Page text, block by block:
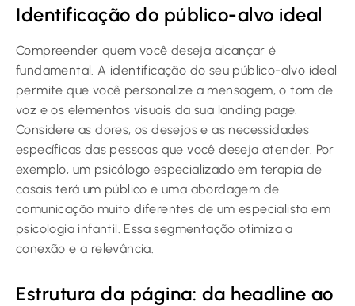
Identificação do público-alvo ideal
Compreender quem você deseja alcançar é
fundamental. A identificação do seu público-alvo ideal
permite que você personalize a mensagem, o tom de
voz e os elementos visuais da sua landing page.
Considere as dores, os desejos e as necessidades
específicas das pessoas que você deseja atender. Por
exemplo, um psicólogo especializado em terapia de
casais terá um público e uma abordagem de
comunicação muito diferentes de um especialista em
psicologia infantil. Essa segmentação otimiza a
conexão e a relevância.
Estrutura da página: da headline ao